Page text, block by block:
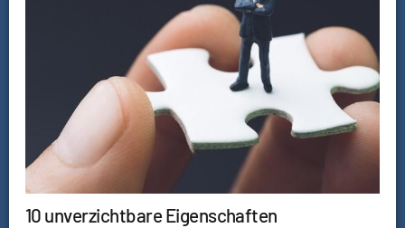
10 unverzichtbare Eigenschaften